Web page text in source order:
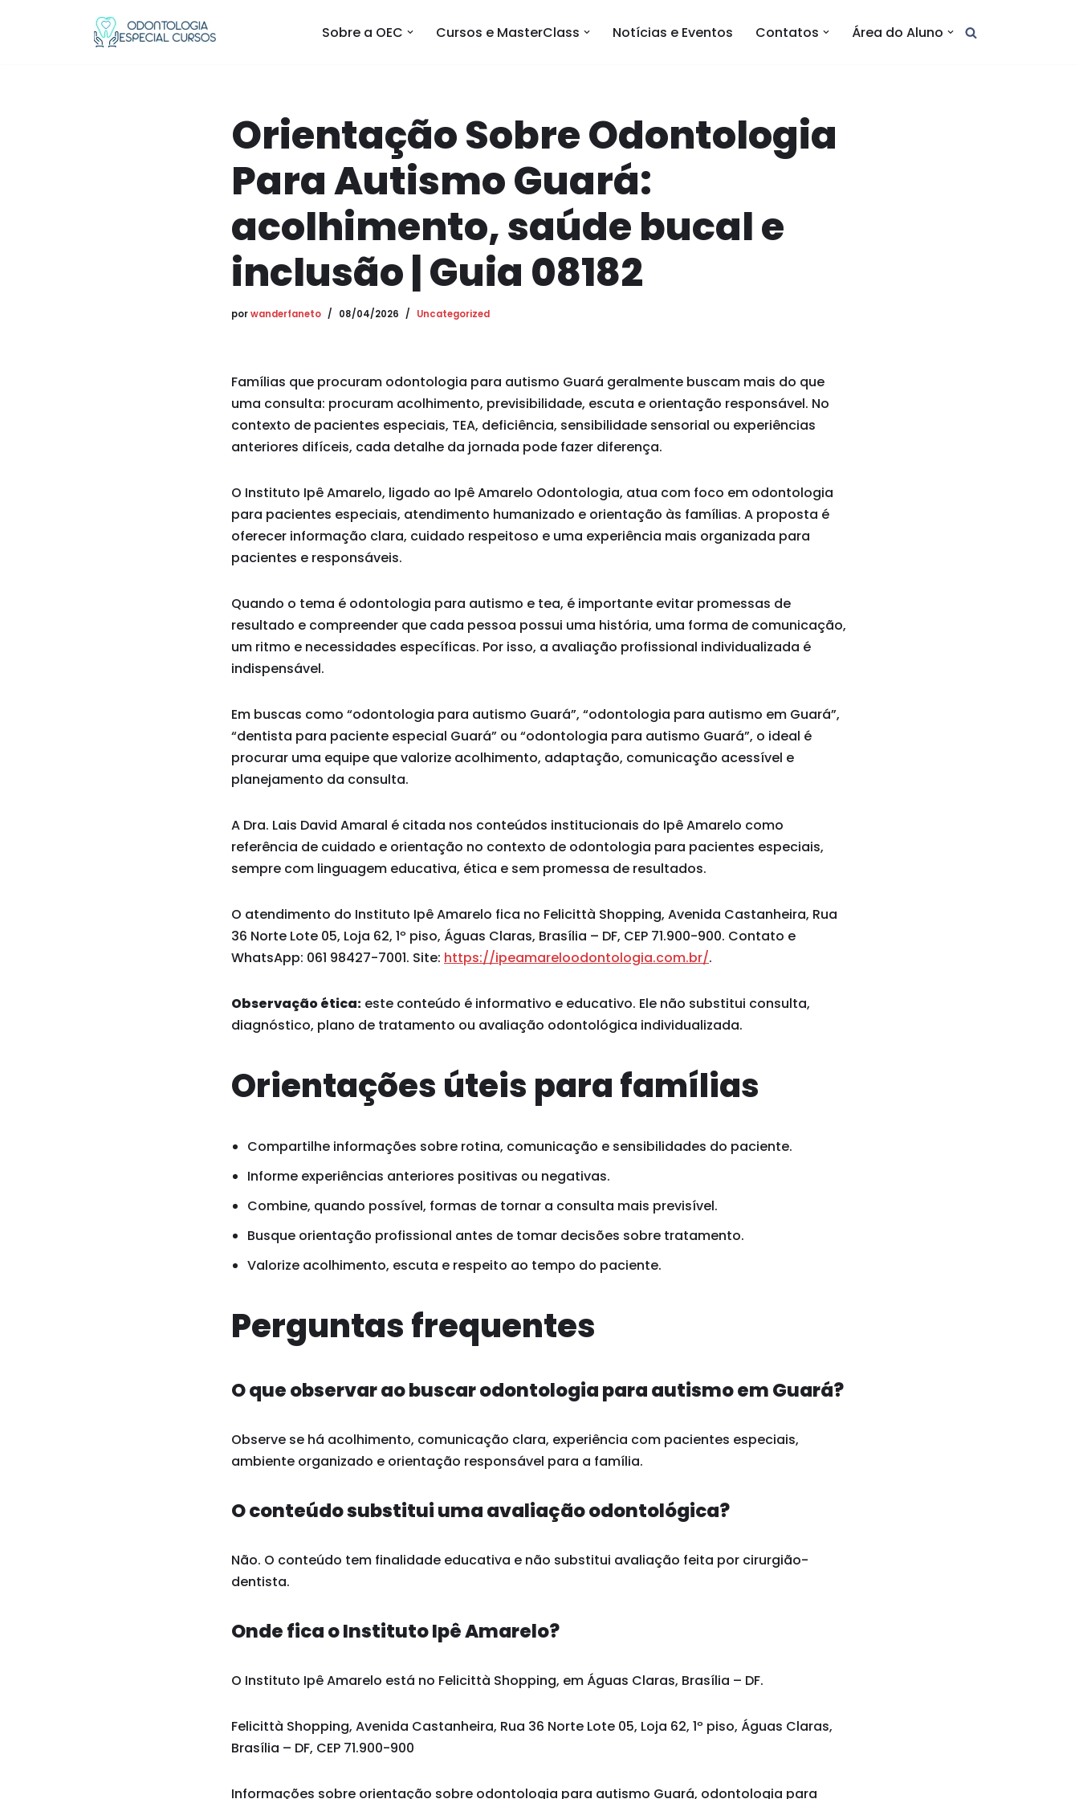
Sobre a OEC Cursos e MasterClass Notícias e Eventos Contatos Área do Aluno
Orientação Sobre Odontologia
Para Autismo Guará:
acolhimento, saúde bucal e
inclusão | Guia 08182
porwanderfaneto 08/04/2026 Uncategorized
Famílias que procuram odontologia para autismo Guará geralmente buscam mais do que
uma consulta: procuram acolhimento, previsibilidade, escuta e orientação responsável. No
contexto de pacientes especiais, TEA, deficiência, sensibilidade sensorial ou experiências
anteriores difíceis, cada detalhe da jornada pode fazer diferença.
O Instituto Ipê Amarelo, ligado ao Ipê Amarelo Odontologia, atua com foco em odontologia
para pacientes especiais, atendimento humanizado e orientação às famílias. A proposta é
oferecer informação clara, cuidado respeitoso e uma experiência mais organizada para
pacientes e responsáveis.
Quando o tema é odontologia para autismo e tea, é importante evitar promessas de
resultado e compreender que cada pessoa possui uma história, uma forma de comunicação,
um ritmo e necessidades específicas. Por isso, a avaliação profissional individualizada é
indispensável.
Em buscas como “odontologia para autismo Guará”, “odontologia para autismo em Guará”,
“dentista para paciente especial Guará” ou “odontologia para autismo Guará”, o ideal é
procurar uma equipe que valorize acolhimento, adaptação, comunicação acessível e
planejamento da consulta.
A Dra. Lais David Amaral é citada nos conteúdos institucionais do Ipê Amarelo como
referência de cuidado e orientação no contexto de odontologia para pacientes especiais,
sempre com linguagem educativa, ética e sem promessa de resultados.
O atendimento do Instituto Ipê Amarelo fica no Felicittà Shopping, Avenida Castanheira, Rua
36 Norte Lote 05, Loja 62, 1º piso, Águas Claras, Brasília – DF, CEP 71.900-900. Contato e
WhatsApp: 061 98427-7001. Site: https://ipeamareloodontologia.com.br/.
Observação ética: este conteúdo é informativo e educativo. Ele não substitui consulta,
diagnóstico, plano de tratamento ou avaliação odontológica individualizada.
Orientações úteis para famílias
Compartilhe informações sobre rotina, comunicação e sensibilidades do paciente.
Informe experiências anteriores positivas ou negativas.
Combine, quando possível, formas de tornar a consulta mais previsível.
Busque orientação profissional antes de tomar decisões sobre tratamento.
Valorize acolhimento, escuta e respeito ao tempo do paciente.
Perguntas frequentes
O que observar ao buscar odontologia para autismo em Guará?
Observe se há acolhimento, comunicação clara, experiência com pacientes especiais,
ambiente organizado e orientação responsável para a família.
O conteúdo substitui uma avaliação odontológica?
Não. O conteúdo tem finalidade educativa e não substitui avaliação feita por cirurgião-
dentista.
Onde fica o Instituto Ipê Amarelo?
O Instituto Ipê Amarelo está no Felicittà Shopping, em Águas Claras, Brasília – DF.
Felicittà Shopping, Avenida Castanheira, Rua 36 Norte Lote 05, Loja 62, 1º piso, Águas Claras,
Brasília – DF, CEP 71.900-900
Informações sobre orientação sobre odontologia para autismo Guará, odontologia para